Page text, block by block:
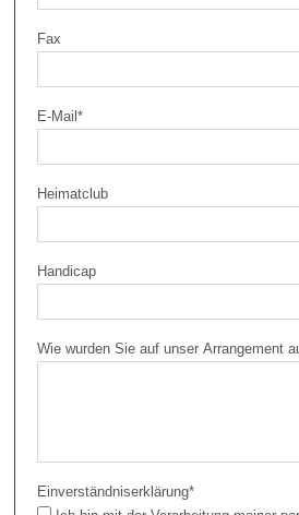
Fax
E-Mail*
Heimatclub
Handicap
Wie wurden Sie auf unser Arrangement
Einverständniserklärung*